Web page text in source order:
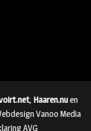
, Haaren.nuen
Vanoo Media
AVG